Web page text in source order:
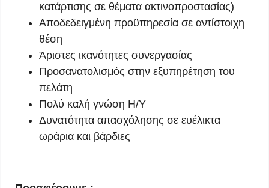
κατάρτισης σε θέματα ακτινοπροστασίας)
Αποδεδειγμένη προϋπηρεσία σε αντίστοιχη
θέση
Άριστες ικανότητες συνεργασίας
Προσανατολισμός στην εξυπηρέτηση του
πελάτη
Πολύ καλή γνώση Η/Υ
Δυνατότητα απασχόλησης σε ευέλικτα
ωράρια και βάρδιες